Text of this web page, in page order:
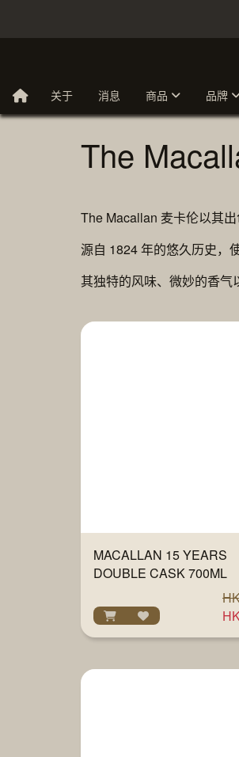
关于 消息 商品 品牌
The
The Macallan 麦卡伦以其
源自 1824 年的悠久历史，
其独特的风味、微妙的香气
MACALLAN 15 YEARS
DOUBLE CASK 700ML